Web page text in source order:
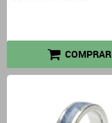
COMPRAR